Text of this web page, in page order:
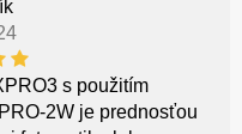
s použitím
2W je prednosťou